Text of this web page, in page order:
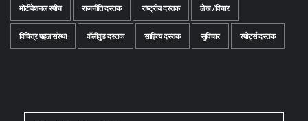
मोटीवेशनल स्पीच राजनीति दस्तक राष्ट्रीय दस्तक लेख /विचार
विचित्र पहल संस्था वॉलीवुड दस्तक साहित्य दस्तक सुविचार स्पोर्ट्स दस्तक